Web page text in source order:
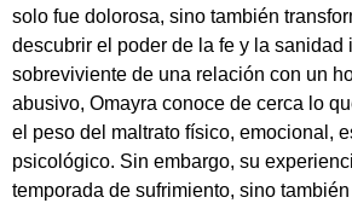
solo fue dolorosa, sino también
descubrir el poder de la fe y la sanidad
sobreviviente de una relación con un
abusivo, Omayra conoce de cerca lo
el peso del maltrato físico, emocional,
psicológico. Sin embargo, su
temporada de sufrimiento, sino